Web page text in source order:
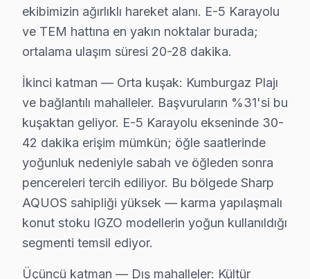
Sharp televizyonlar kaliteli yapısıyla öne çıksa da
Sharp AQUOS ve IGZO panel modellerde en yaygın
Anakart sorunu da Sharp kullanıcılarının sıkça
LED bar: Sharp'ın AQUOS mimarisi, bu tür
Son olarak Sistem yazılımı: Büyükçekmece
» Büyükçekmece'de bu marka IGZO ve VA Panel
Büyükçekmece Sharp TV Arızaları –
Sharp televizyonunuz beklenmedik bir anda arıza mı
Sharp TV'lerde gözlemlenen başlıca teknik sorunlar:
• Büyükçekmece'de Ekran Arızaları: Panel çizgisi,
• Büyükçekmece'de Güç Sorunları: Kırmızı ışık
• Büyükçekmece'de Ses Arızaları: Hoparlör
ekibimizin ağırlıklı hareket alanı. E-5 Karayolu
ve TEM hattına en yakın noktalar burada;
ortalama ulaşım süresi 20-28 dakika.
İkinci katman — Orta kuşak: Kumburgaz Plajı
ve bağlantılı mahalleler. Başvuruların %31'si bu
kuşaktan geliyor. E-5 Karayolu ekseninde 30-
42 dakika erişim mümkün; öğle saatlerinde
yoğunluk nedeniyle sabah ve öğleden sonra
pencereleri tercih ediliyor. Bu bölgede Sharp
AQUOS sahipliği yüksek — karma yapılaşmalı
konut stoku IGZO modellerin yoğun kullanıldığı
segmenti temsil ediyor.
Üçüncü katman — Dış mahalleler: Kültür